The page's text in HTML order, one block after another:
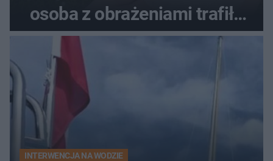
osoba z obrażeniami trafiła
do szpitala
INTERWENCJA NA WODZIE